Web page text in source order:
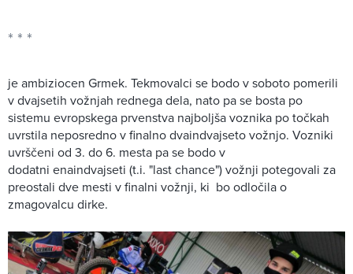
je ambiziocen Grmek. Tekmovalci se bodo v soboto pomerili
v dvajsetih vožnjah rednega dela, nato pa se bosta po
sistemu evropskega prvenstva najboljša voznika po točkah
uvrstila neposredno v finalno dvaindvajseto vožnjo. Vozniki
uvrščeni od 3. do 6. mesta pa se bodo v
dodatni enaindvajseti (t.i. "last chance") vožnji potegovali za
preostali dve mesti v finalni vožnji, ki bo odločila o
zmagovalcu dirke.